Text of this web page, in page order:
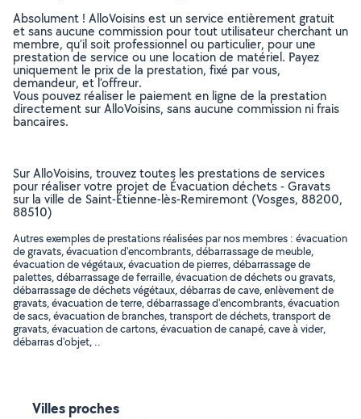
Absolument ! AlloVoisins est un service entièrement gratuit
et sans aucune commission pour tout utilisateur cherchant un
membre, qu’il soit professionnel ou particulier, pour une
prestation de service ou une location de matériel. Payez
uniquement le prix de la prestation, fixé par vous,
demandeur, et l’offreur.
Vous pouvez réaliser le paiement en ligne de la prestation
directement sur AlloVoisins, sans aucune commission ni frais
bancaires.
Sur AlloVoisins, trouvez toutes les prestations de services
pour réaliser votre projet de Évacuation déchets - Gravats
sur la ville de Saint-Étienne-lès-Remiremont (Vosges, 88200,
88510)
Autres exemples de prestations réalisées par nos membres : évacuation
de gravats, évacuation d'encombrants, débarrassage de meuble,
évacuation de végétaux, évacuation de pierres, débarrassage de
palettes, débarrassage de ferraille, évacuation de déchets ou gravats,
débarrassage de déchets végétaux, débarras de cave, enlèvement de
gravats, évacuation de terre, débarrassage d'encombrants, évacuation
de sacs, évacuation de branches, transport de déchets, transport de
gravats, évacuation de cartons, évacuation de canapé, cave à vider,
débarras d'objet, ..
Villes proches